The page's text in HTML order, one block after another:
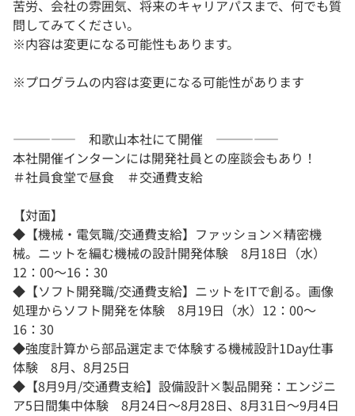
苦労、会社の雰囲気、将来のキャリアパスまで、何でも質
問してみてください。
※内容は変更になる可能性もあります。
※プログラムの内容は変更になる可能性があります
――――― 和歌山本社にて開催 ―――――
本社開催インターンには開発社員との座談会もあり！
＃社員食堂で昼食 ＃交通費支給
【対面】
◆【機械・電気職/交通費支給】ファッション×精密機
械。ニットを編む機械の設計開発体験 8月18日（水）
12：00～16：30
◆【ソフト開発職/交通費支給】ニットをITで創る。画像
処理からソフト開発を体験 8月19日（水）12：00～
16：30
◆強度計算から部品選定まで体験する機械設計1Day仕事
体験 8月、8月25日
◆【8月9月/交通費支給】設備設計×製品開発：エンジニ
ア5日間集中体験 8月24日～8月28日、8月31日～9月4日